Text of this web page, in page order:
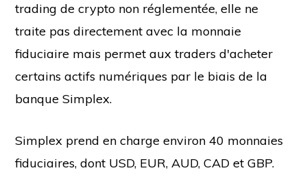
trading de crypto non réglementée, elle ne
traite pas directement avec la monnaie
fiduciaire mais permet aux traders d'acheter
certains actifs numériques par le biais de la
banque Simplex.
Simplex prend en charge environ 40 monnaies
fiduciaires, dont USD, EUR, AUD, CAD et GBP.